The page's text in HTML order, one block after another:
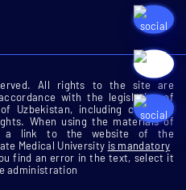
All rights to the site are
with the legislation of
Uzbekistan, including copyright
When using the materials of
a link to the website of the
Medical University is mandatory
find an error in the text, select it
administration